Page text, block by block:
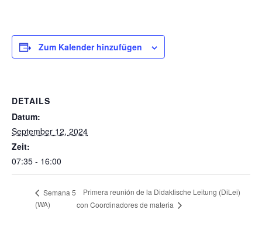
Zum Kalender hinzufügen
DETAILS
Datum:
September 12, 2024
Zeit:
07:35 - 16:00
Semana 5
(WA)
Primera reunión de la Didaktische Leitung (DiLei)
con Coordinadores de materia